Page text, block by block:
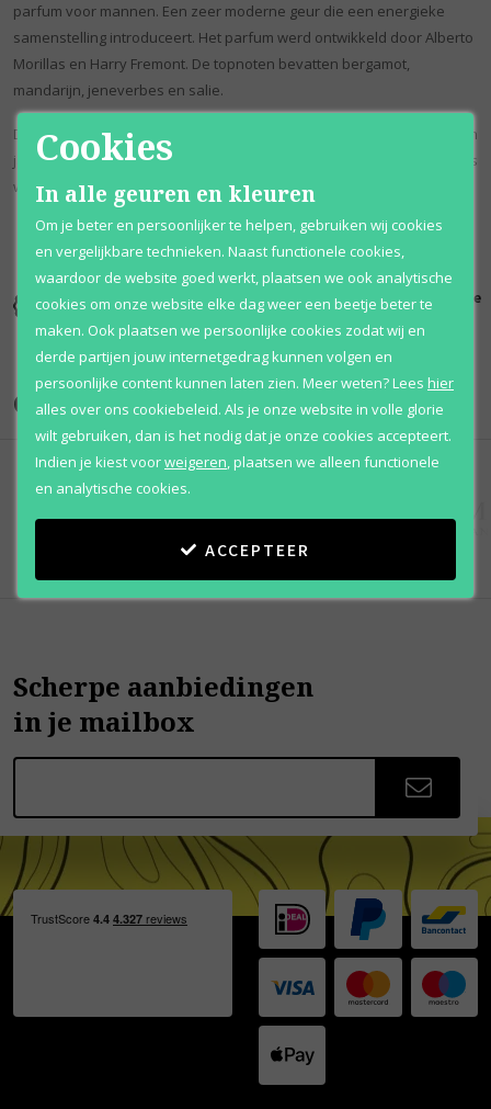
parfum voor mannen. Een zeer moderne geur die een energieke
samenstelling introduceert. Het parfum werd ontwikkeld door Alberto
Morillas en Harry Fremont. De topnoten bevatten bergamot,
mandarijn, jeneverbes en salie.
De midden noten bevatten witte peper, kardemom, violet bladeren en
jasmijn. De basisnoten bevatten sandelhout, cederhout, patchoeli, iris
wortel en vetiver.
Kortingen
tot wel 70%
Al 12 jaar
voordelig
100% originele
parfums
Onze merken
Scherpe aanbiedingen
in je mailbox
Cookies
In alle geuren en kleuren
Om je beter en persoonlijker te helpen, gebruiken wij cookies
en vergelijkbare technieken. Naast functionele cookies,
waardoor de website goed werkt, plaatsen we ook analytische
cookies om onze website elke dag weer een beetje beter te
maken. Ook plaatsen we persoonlijke cookies zodat wij en
derde partijen jouw internetgedrag kunnen volgen en
persoonlijke content kunnen laten zien. Meer weten?Lees hier
alles over ons cookiebeleid. Als je onze website in volle glorie
wilt gebruiken, dan is het nodig dat je onze cookies accepteert.
Indien je kiest voorweigeren plaatsen we alleen functionele
en analytische cookies.
ACCEPTEER